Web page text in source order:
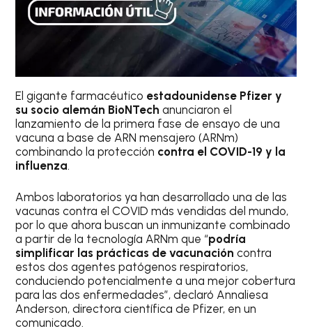
El gigante farmacéutico estadounidense Pfizer y
su socio alemán BioNTech anunciaron el
lanzamiento de la primera fase de ensayo de una
vacuna a base de ARN mensajero (ARNm)
combinando la protección contra el COVID-19 y la
influenza.
Ambos laboratorios ya han desarrollado una de las
vacunas contra el COVID más vendidas del mundo,
por lo que ahora buscan un inmunizante combinado
a partir de la tecnología ARNm que “podría
simplificar las prácticas de vacunación contra
estos dos agentes patógenos respiratorios,
conduciendo potencialmente a una mejor cobertura
para las dos enfermedades”, declaró Annaliesa
Anderson, directora científica de Pfizer, en un
comunicado.